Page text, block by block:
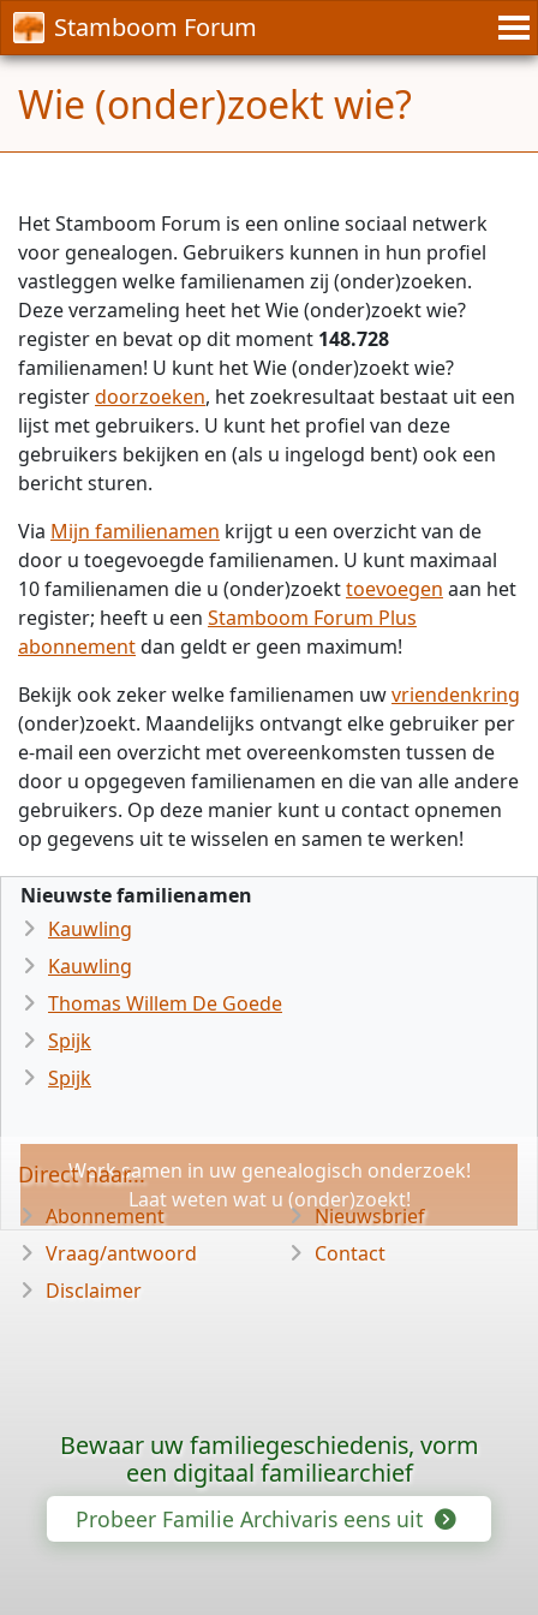
Stamboom Forum
Wie (onder)zoekt wie?
Het Stamboom Forum is een online sociaal netwerk
voor genealogen. Gebruikers kunnen in hun profiel
vastleggen welke familienamen zij (onder)zoeken.
Deze verzameling heet het Wie (onder)zoekt wie?
register en bevat op dit moment 148.728
familienamen! U kunt het Wie (onder)zoekt wie?
registerdoorzoeken, het zoekresultaat bestaat uit een
lijst met gebruikers. U kunt het profiel van deze
gebruikers bekijken en (als u ingelogd bent) ook een
bericht sturen.
Via Mijn familienamen krijgt u een overzicht van de
door u toegevoegde familienamen. U kunt maximaal
10 familienamen die u (onder)zoekttoevoegen aan het
register; heeft u een Stamboom Forum Plus
abonnementdan geldt er geen maximum!
Bekijk ook zeker welke familienamen uwvriendenkring
(onder)zoekt. Maandelijks ontvangt elke gebruiker per
e-mail een overzicht met overeenkomsten tussen de
door u opgegeven familienamen en die van alle andere
gebruikers. Op deze manier kunt u contact opnemen
op gegevens uit te wisselen en samen te werken!
Nieuwste familienamen
Kauwling
Kauwling
Thomas Willem De Goede
Spijk
Spijk
Werk samen in uw genealogisch onderzoek!
Laat weten wat u (onder)zoekt!
Direct naar...
Abonnement
Vraag/antwoord
Disclaimer
Nieuwsbrief
Contact
Bewaar uw familiegeschiedenis, vorm
een digitaal familiearchief
Probeer Familie Archivaris eens uit